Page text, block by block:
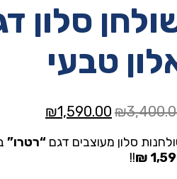
סלון
טבעי
₪ המחיר
היה:
₪1,590.00
הוא: סלון מעוצבים דגם “רטרו”
!!